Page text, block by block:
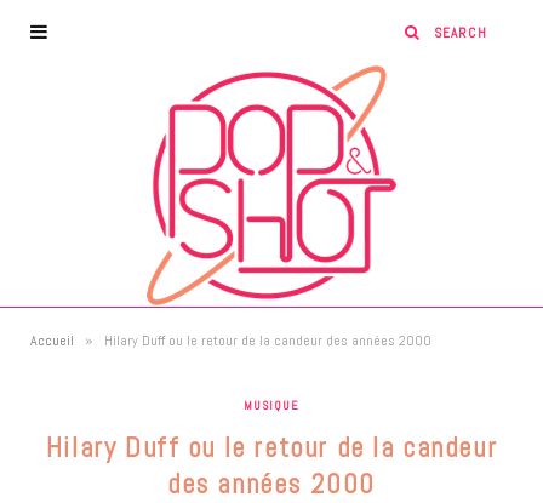
Accueil » Hilary Duff ou le retour de la candeur des années 2000
MUSIQUE
Hilary Duff ou le retour de la candeur
des années 2000